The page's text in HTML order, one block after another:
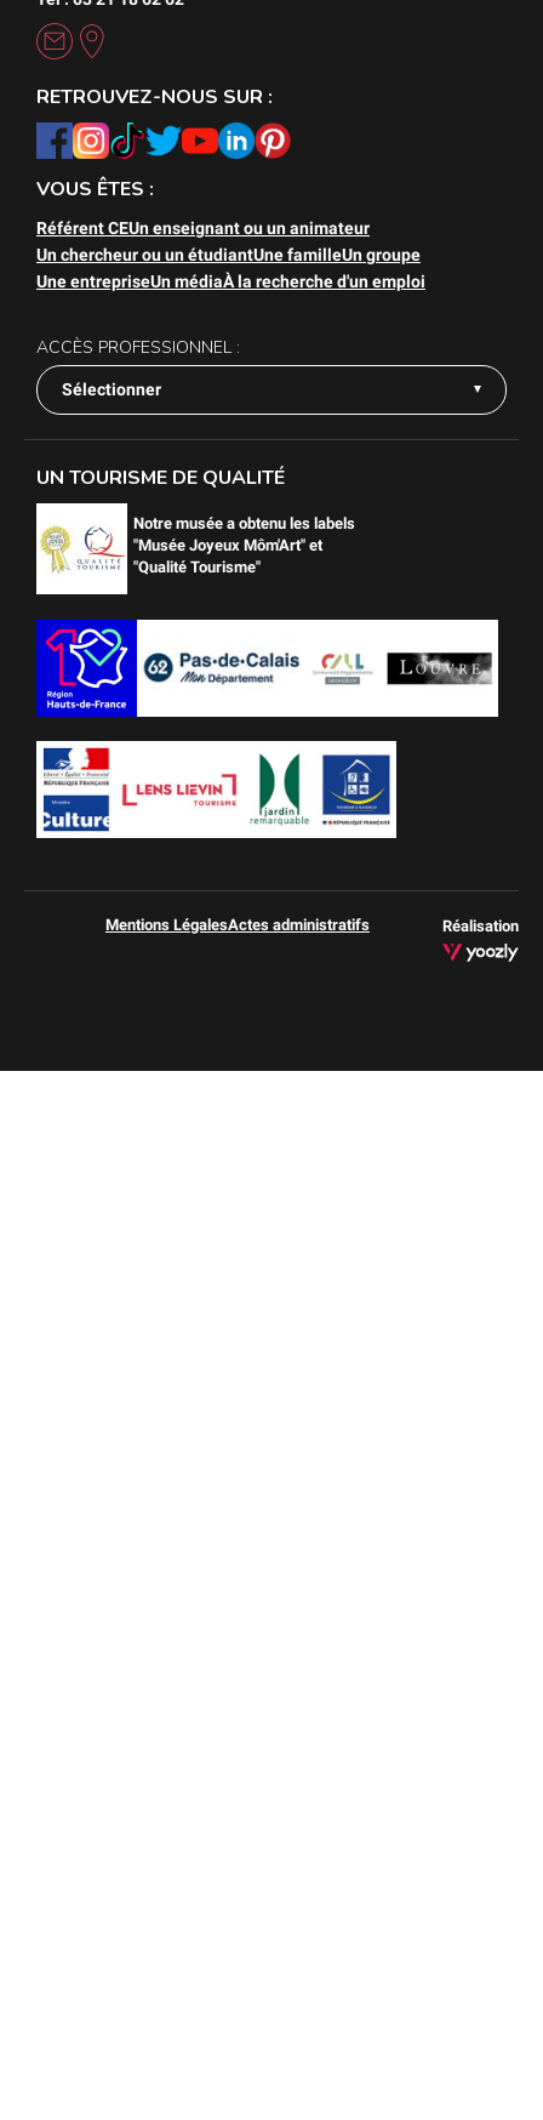
RETROUVEZ-NOUS SUR :
VOUS ÊTES :
Référent CEUn enseignant ou un animateur
Un chercheur ou un étudiantUne familleUn groupe
Une entrepriseUn médiaÀ la recherche d'un emploi
ACCÈS PROFESSIONNEL :
Sélectionner
UN TOURISME DE QUALITÉ
Notre musée a obtenu les labels
"Musée Joyeux Môm'Art" et
"Qualité Tourisme"
Mentions LégalesActes administratifs Réalisation